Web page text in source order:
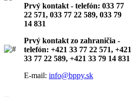
Prvý kontakt - telefón: 033 77
22 571, 033 77 22 589, 033 79
14 831
Prvý kontakt zo zahraničia -
telefón: +421 33 77 22 571, +421
33 77 22 589, +421 33 79 14 831
E-mail: info@bppy.sk